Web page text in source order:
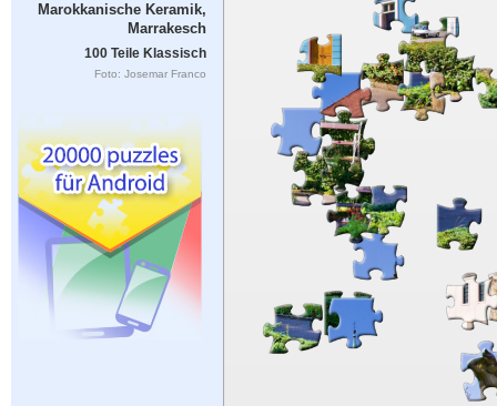
Marokkanische Keramik,
Marrakesch
100 Teile Klassisch
Foto: Josemar Franco